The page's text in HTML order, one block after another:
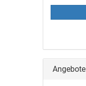
Angebote